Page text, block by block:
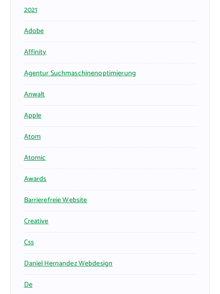
2021
Adobe
Affinity
Agentur Suchmaschinenoptimierung
Anwalt
Apple
Atom
Atomic
Awards
Barrierefreie Website
Creative
Css
Daniel Hernandez Webdesign
De